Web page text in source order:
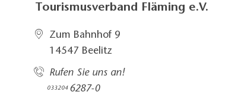
Tourismusverband Fläming e.V.
Zum Bahnhof 9
14547 Beelitz
Rufen Sie uns an!
033204 6287-0